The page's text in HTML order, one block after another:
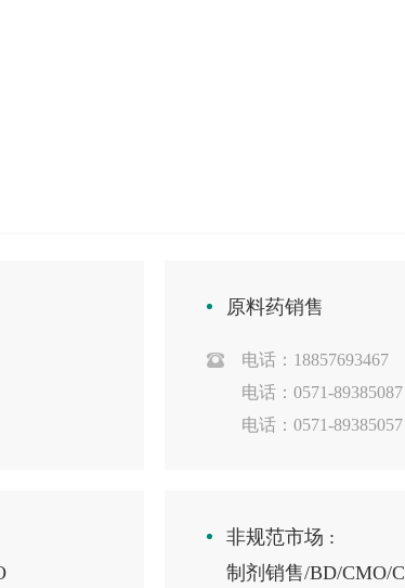
原料药销售
电话：18857693467
电话：0571-89385087
电话：0571-89385057
非规范市场 :
制剂销售/BD/CMO/